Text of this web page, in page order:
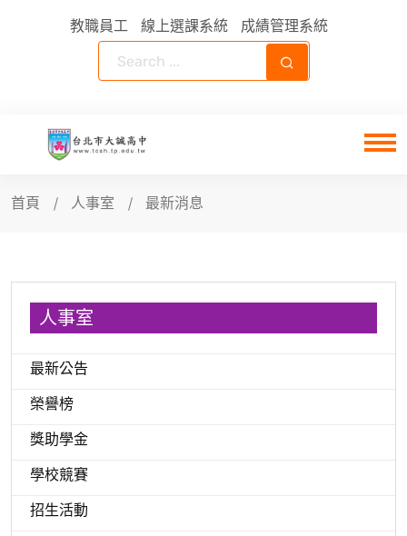
教職員工 線上選課系統 成績管理系統
首頁 人事室 最新消息
人事室
最新公告
榮譽榜
獎助學金
學校競賽
招生活動